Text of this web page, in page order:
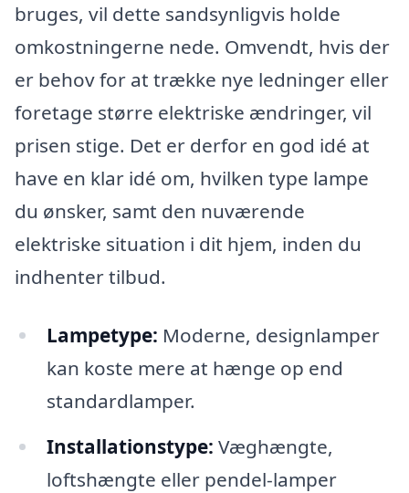
bruges, vil dette sandsynligvis holde
omkostningerne nede. Omvendt, hvis der
er behov for at trække nye ledninger eller
foretage større elektriske ændringer, vil
prisen stige. Det er derfor en god idé at
have en klar idé om, hvilken type lampe
du ønsker, samt den nuværende
elektriske situation i dit hjem, inden du
indhenter tilbud.
Lampetype: Moderne, designlamper
kan koste mere at hænge op end
standardlamper.
Installationstype: Væghængte,
loftshængte eller pendel-lamper